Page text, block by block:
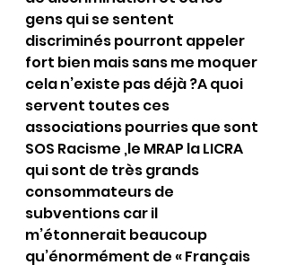
gens qui se sentent
discriminés pourront appeler
fort bien mais sans me moquer
cela n’existe pas déjà ?A quoi
servent toutes ces
associations pourries que sont
SOS Racisme ,le MRAP la LICRA
qui sont de très grands
consommateurs de
subventions car il
m’étonnerait beaucoup
qu’énormément de « Français